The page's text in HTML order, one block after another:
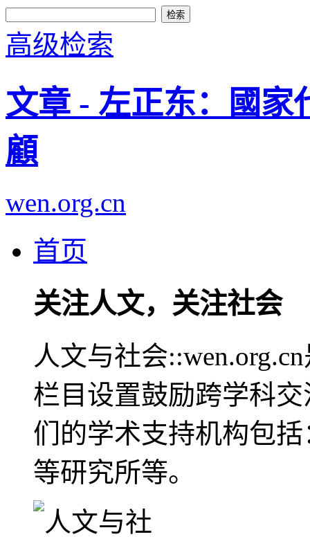
高级检索
文章 - 左正东：國家
顧
wen.org.cn
首页
关注人文，关注社会
人文与社会
栏目设置鼓励跨学科
们的学术支持机构包
等研究所等。